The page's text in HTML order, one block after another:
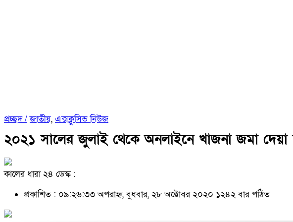
প্রচ্ছদ / জাতীয়, এক্সক্লুসিভ নিউজ
২০২১ সালের জুলাই থেকে অনলাইনে খাজনা জমা দেয়া
কালের ধারা ২৪ ডেস্ক :
প্রকাশিত : ০৯:২৬:৩৩ অপরাহ্ন, বুধবার, ২৮ অক্টোবর ২০২০ ১২৪২ বার পঠিত